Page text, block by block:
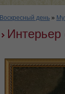
Воскресный день »
Интерьер